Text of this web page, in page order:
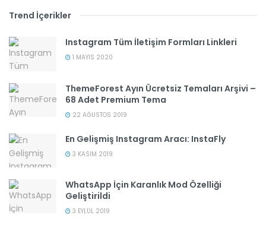
Trend İçerikler
Instagram Tüm İletişim Formları Linkleri
1 MAYIS 2020
ThemeForest Ayın Ücretsiz Temaları Arşivi –
68 Adet Premium Tema
22 AĞUSTOS 2019
En Gelişmiş Instagram Aracı: InstaFly
3 KASIM 2019
WhatsApp İçin Karanlık Mod Özelliği
Geliştirildi
3 EYLÜL 2019